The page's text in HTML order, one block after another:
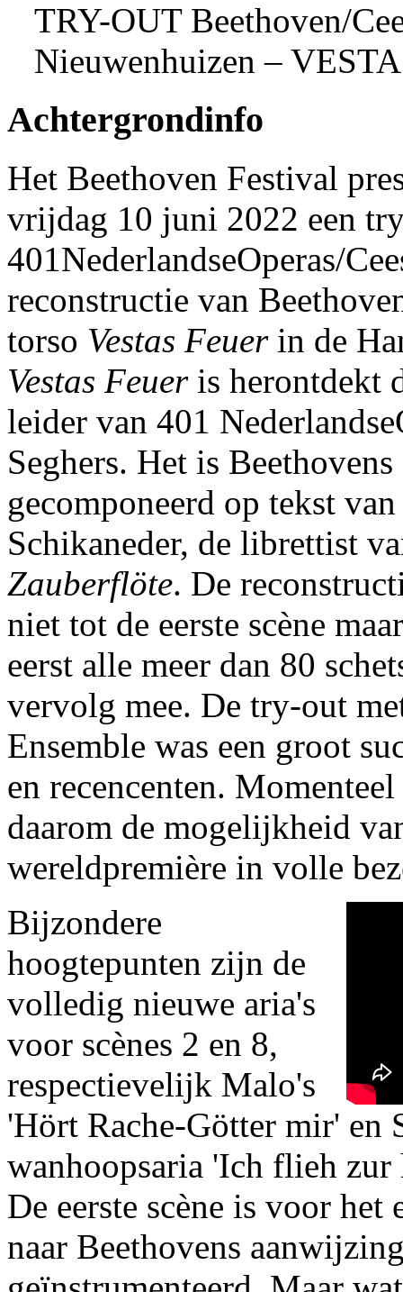
TRY-OUT Beethoven/
Nieuwenhuizen –
Achtergrondinfo
Het Beethoven Festival
vrijdag 10 juni 2022 een
401NederlandseOperas/
reconstructie van
torso Vestas Feuerin de
Vestas Feueris herontdekt
leider van 401
Seghers. Het is Beethovens
gecomponeerd op tekst
Schikaneder, de librettist
Zauberflöte. De
niet tot de eerste scène
eerst alle meer dan 80
vervolg mee. De try-out
Ensemble was een groot
en recencenten.
daarom de mogelijkheid
wereldpremière in volle
Bijzondere
hoogtepunten zijn de
volledig nieuwe aria's
voor scènes 2 en 8,
respectievelijk Malo's
'Hört Rache-Götter mir' en
wanhoopsaria 'Ich flieh
De eerste scène is voor het
naar Beethovens